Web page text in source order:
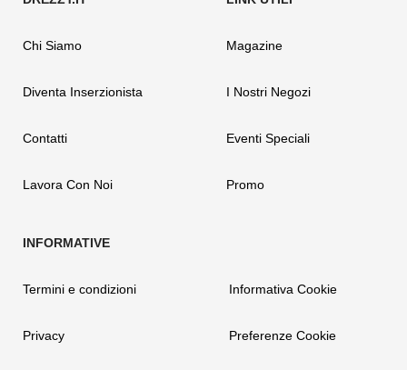
Chi Siamo
Diventa Inserzionista
Contatti
Lavora Con Noi
Magazine
I Nostri Negozi
Eventi Speciali
Promo
Termini e condizioni
Privacy
Informativa Cookie
Preferenze Cookie